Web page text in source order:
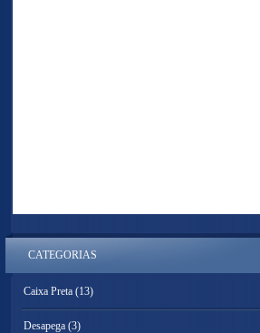
CATEGORIAS
Caixa Preta (13)
Desapega (3)